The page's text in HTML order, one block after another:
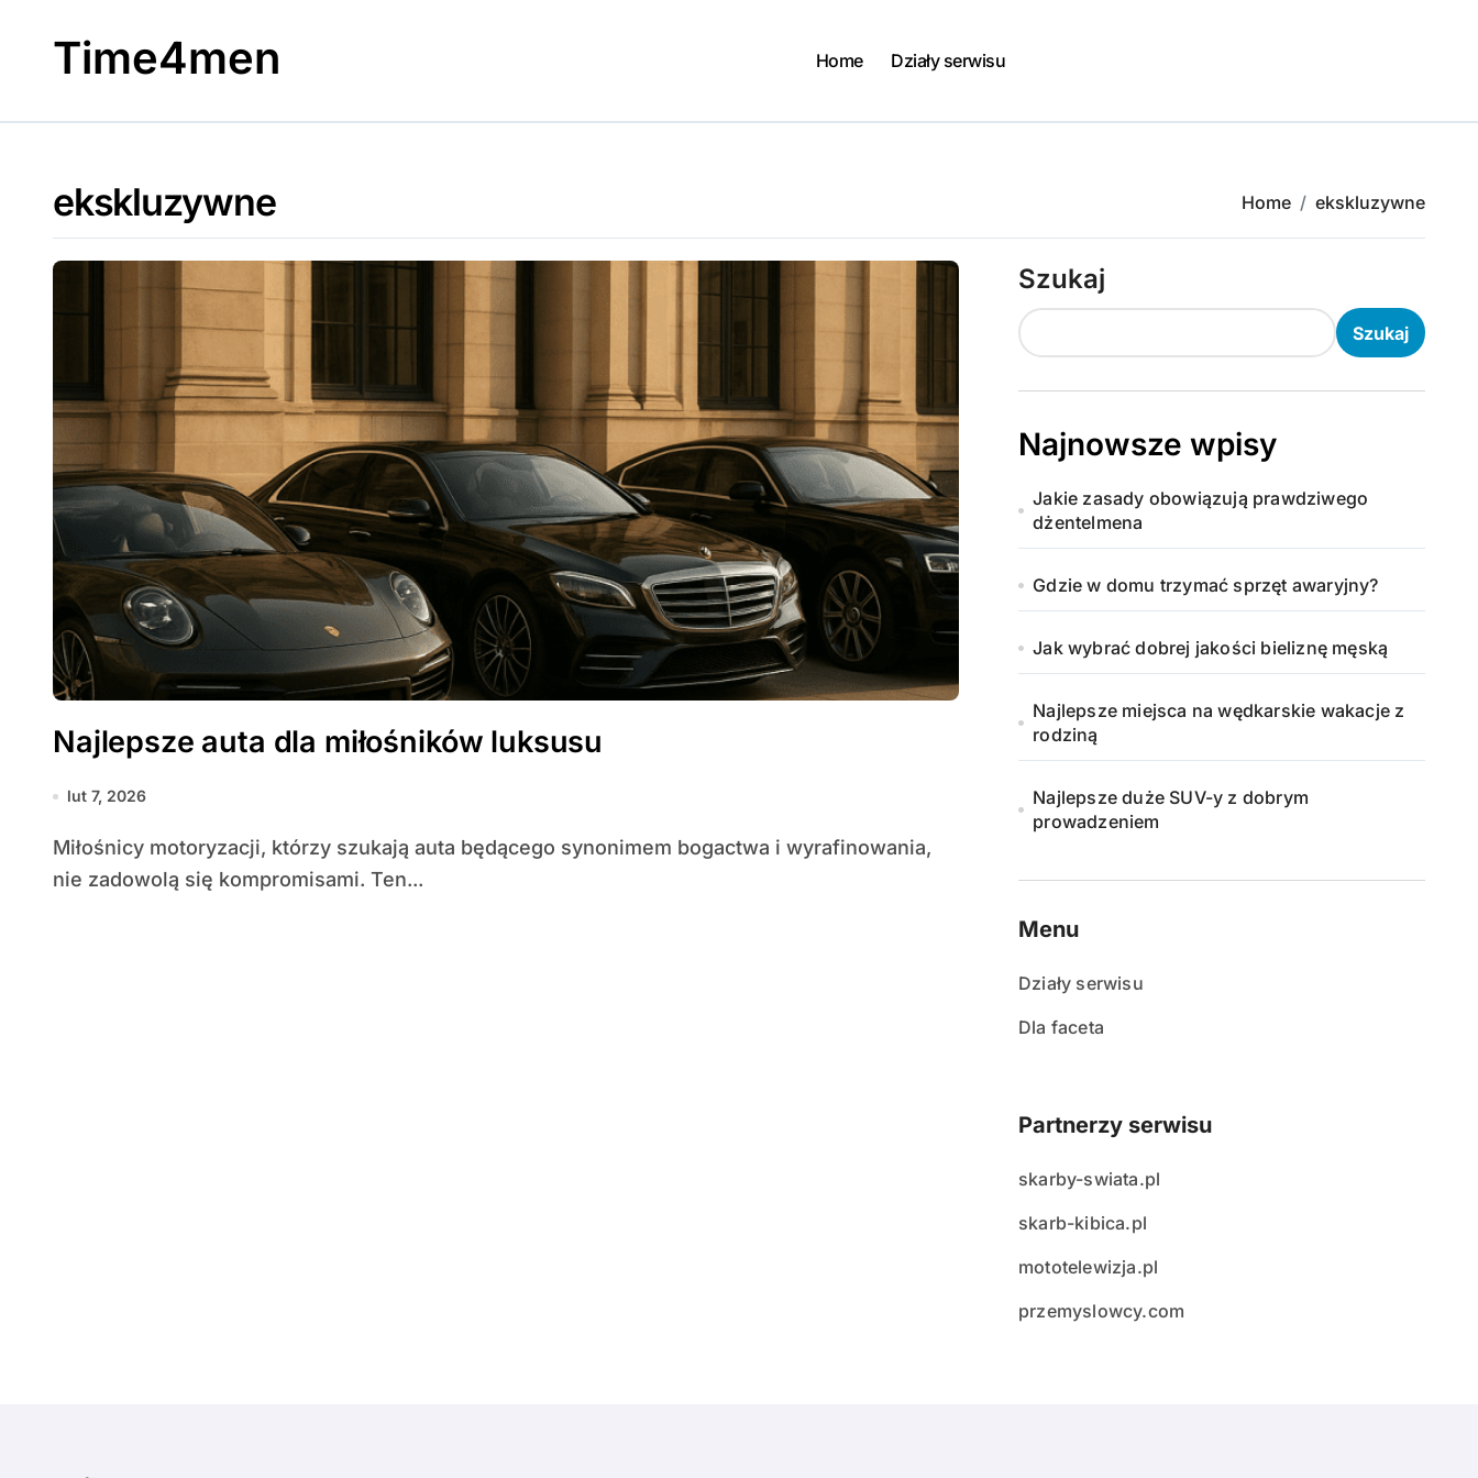
Time4men Home Działy serwisu
ekskluzywne Home ekskluzywne
Najlepsze auta dla miłośników luksusu
lut 7, 2026
Miłośnicy motoryzacji, którzy szukają auta będącego synonimem bogactwa i wyrafinowania,
nie zadowolą się kompromisami. Ten...
Szukaj
Szukaj
Najnowsze wpisy
Jakie zasady obowiązują prawdziwego
dżentelmena
Gdzie w domu trzymać sprzęt awaryjny?
Jak wybrać dobrej jakości bieliznę męską
Najlepsze miejsca na wędkarskie wakacje z
rodziną
Najlepsze duże SUV-y z dobrym
prowadzeniem
Menu
Działy serwisu
Dla faceta
Partnerzy serwisu
skarby-swiata.pl
skarb-kibica.pl
mototelewizja.pl
przemyslowcy.com